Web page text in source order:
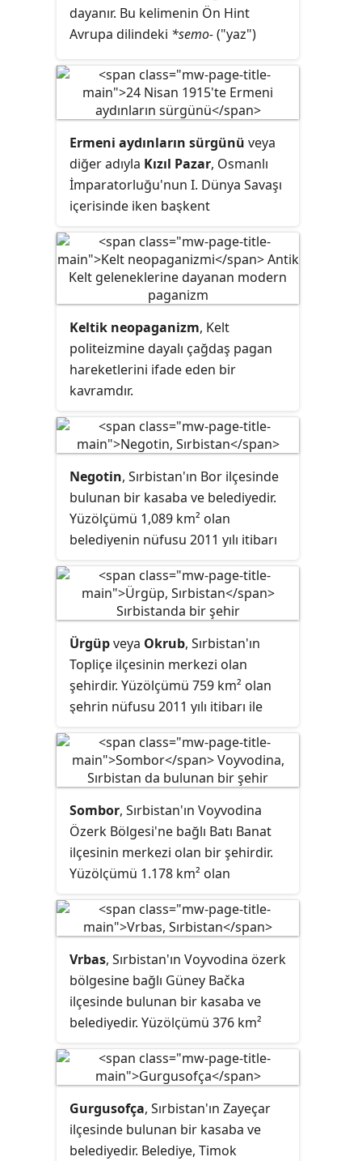
dayanır. Bu kelimenin Ön Hint
Avrupa dilindeki *semo-("yaz")
düşünülmektedir.
Ermeni aydınların sürgünü veya
diğer adıyla Kızıl Pazar, Osmanlı
İmparatorluğu'nun I. Dünya Savaşı
içerisinde iken başkent
önde gelen insanları tutuklaması ve
tehcir etmesidir. Tutuklular, 24 Nisan
1915 tarihinde Dahiliye Nazırı Talat
Paşa'nın emriyle Ankara
yakınlarındaki iki merkeze taşındı.
27 Mayıs 1915 tarihinde Tehcir
Kanunu'nun kabulü ile birlikte daha
sonra sürdürülen bu aydınların
çoğu öldürüldü. 24 Nisan, Ermeni
tehcirinin başlangıç günü olarak
kabul edilmekte ve Ermenistan'da
ve Ermeni toplulukları tarafından
"Ermeni Soykırımını Anma Günü"
olarak anılmaktadır.
Keltik neopaganizm, Kelt
politeizmine dayalı çağdaş pagan
hareketlerini ifade eden bir
kavramdır.
Negotin, Sırbistan'ın Bor ilçesinde
bulunan bir kasaba ve belediyedir.
Yüzölçümü 1,089 km² olan
belediyenin nüfusu 2011 yılı itibarı
Ürgüpveya Okrub, Sırbistan'ın
Topliçe ilçesinin merkezi olan
şehirdir. Yüzölçümü 759 km² olan
şehrin nüfusu 2011 yılı itibarı ile
Sombor, Sırbistan'ın Voyvodina
Özerk Bölgesi'ne bağlı Batı Banat
ilçesinin merkezi olan bir şehirdir.
Yüzölçümü 1.178 km² olan
85,903'tür.
Vrbas, Sırbistan'ın Voyvodina özerk
bölgesine bağlı Güney Bačka
ilçesinde bulunan bir kasaba ve
belediyedir. Yüzölçümü 376 km²
itibarı ile 42,092'dir.
Gurgusofça, Sırbistan'ın Zayeçar
ilçesinde bulunan bir kasaba ve
belediyedir. Belediye, Timok